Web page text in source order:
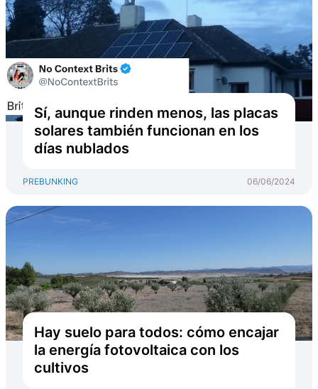
Sí, aunque rinden menos, las placas
solares también funcionan en los
días nublados
PREBUNKING 06/06/2024
Hay suelo para todos: cómo encajar
la energía fotovoltaica con los
cultivos